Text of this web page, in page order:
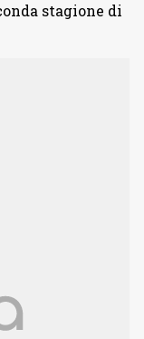
stagione di